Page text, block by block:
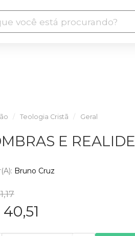
Teologia Cristã Geral
E REALIDE
Bruno Cruz
40,51